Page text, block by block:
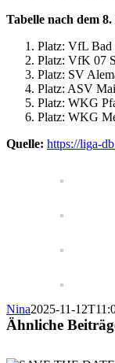
Tabelle nach dem
Platz: VfL Bad
Platz: VfK 07
Platz: SV
Platz: ASV
Platz: WKG
Platz: WKG
Quelle: https://liga-
Nina2025-11-
Ähnliche